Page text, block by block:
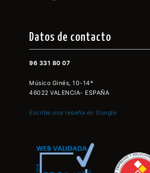
Datos de contacto
96 331 80 07
Músico Ginés, 10-14ª
46022 VALENCIA- ESPAÑA
Escribe una reseña en Google